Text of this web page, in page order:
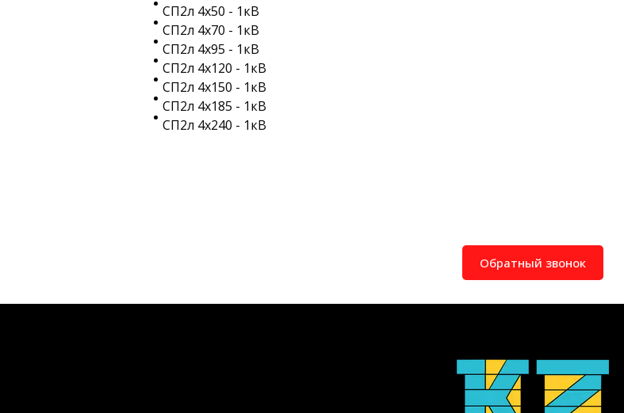
СП2л 4х50 - 1кВ
СП2л 4х70 - 1кВ
СП2л 4х95 - 1кВ
СП2л 4х120 - 1кВ
СП2л 4х150 - 1кВ
СП2л 4х185 - 1кВ
СП2л 4х240 - 1кВ
Обратный звонок